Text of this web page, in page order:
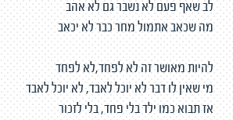
לב שאף פעם לא נשבר גם לא אהב
מה שכאב אתמול מחר כבר לא יכאב
להיות מאושר זה לא לפחד,לא לפחד
מי שאין לו דבר לא יוכל לאבד, לא יוכל לאבד
אז תבוא כמו ילד בלי פחד, בלי לזכור